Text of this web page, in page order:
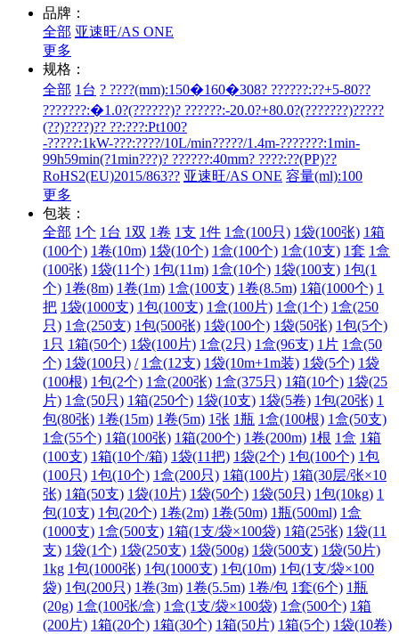
品牌：
全部 亚速旺/AS ONE
更多
规格：
全部 1台 ? ????(mm):150�160�308? ??????:??+5-80??
???????:�1.0?(??????)? ??????:-20.0?+80.0?(???????)?????
(??)????)?? ??:???:Pt100?
-?????:1kW-???:????/10L/min?????/1.4m-???????:1min-
99h59min(?1min???)? ??????:40mm? ????:??(PP)??
RoHS2(EU)2015/863?? 亚速旺/AS ONE 容量(ml):100
更多
包装：
全部 1个 1台 1双 1卷 1支 1件 1盒(100只) 1袋(100张) 1箱
(100个) 1卷(10m) 1袋(10个) 1盒(100个) 1盒(10支) 1套 1盒
(100张) 1袋(11个) 1包(11m) 1盒(10个) 1袋(100支) 1包(1
个) 1卷(8m) 1卷(1m) 1盒(100支) 1卷(8.5m) 1箱(1000个) 1
把 1袋(1000支) 1包(100支) 1盒(100片) 1盒(1个) 1盒(250
只) 1盒(250支) 1包(500张) 1袋(100个) 1袋(50张) 1包(5个)
1只 1箱(50个) 1袋(100片) 1盒(2只) 1盒(96支) 1片 1盒(50
个) 1袋(100只) / 1盒(12支) 1袋(10m+1m装) 1袋(5个) 1袋
(100根) 1包(2个) 1盒(200张) 1盒(375只) 1箱(10个) 1袋(25
片) 1盒(50只) 1箱(250个) 1袋(10支) 1袋(5卷) 1包(20张) 1
包(80张) 1卷(15m) 1卷(5m) 1张 1瓶 1盒(100根) 1盒(50支)
1盒(55个) 1箱(100张) 1箱(200个) 1卷(200m) 1根 1盒 1箱
(100支) 1箱(10个/箱) 1袋(11把) 1袋(2个) 1包(100个) 1包
(100只) 1包(10个) 1盒(200只) 1箱(100片) 1箱(30层/张×10
张) 1箱(50支) 1袋(10片) 1袋(50个) 1袋(50只) 1包(10kg) 1
包(10支) 1包(20个) 1卷(2m) 1卷(50m) 1瓶(500ml) 1盒
(1000支) 1盒(500支) 1箱(1支/袋×100袋) 1箱(25张) 1袋(11
支) 1袋(1个) 1袋(250支) 1袋(500g) 1袋(500支) 1袋(50片)
1kg 1包(1000张) 1包(1000支) 1包(10m) 1包(1支/袋×100
袋) 1包(200只) 1卷(3m) 1卷(5.5m) 1卷/包 1套(6个) 1瓶
(20g) 1盒(100张/盒) 1盒(1支/袋×100袋) 1盒(500个) 1箱
(200片) 1箱(20个) 1箱(30个) 1箱(50片) 1箱(5个) 1袋(10卷)